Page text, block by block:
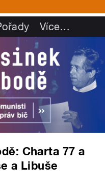
Více…
Charta 77 a
a Libuše